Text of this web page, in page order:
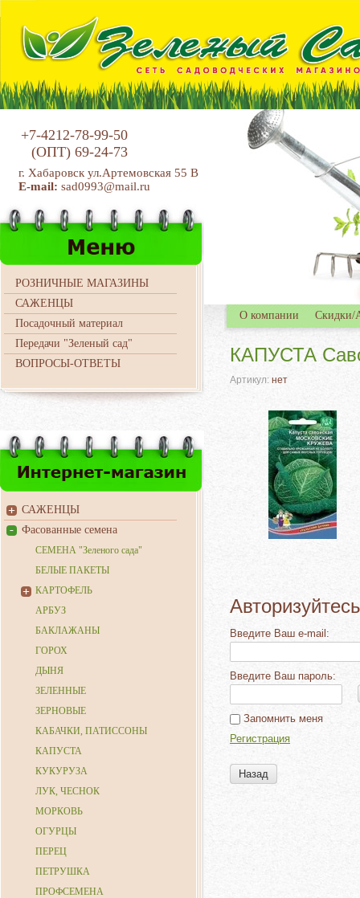
+7-4212-78-99-50
(ОПТ) 69-24-73
г. Хабаровск ул.Артемовская 55 В
E-mail: sad0993@mail.ru
О компании Скидки/
РОЗНИЧНЫЕ МАГАЗИНЫ
САЖЕНЦЫ
Посадочный материал
Передачи "Зеленый сад"
ВОПРОСЫ-ОТВЕТЫ
САЖЕНЦЫ
Фасованные семена
СЕМЕНА "Зеленого сада"
БЕЛЫЕ ПАКЕТЫ
КАРТОФЕЛЬ
АРБУЗ
БАКЛАЖАНЫ
ГОРОХ
ДЫНЯ
ЗЕЛЕННЫЕ
ЗЕРНОВЫЕ
КАБАЧКИ, ПАТИССОНЫ
КАПУСТА
КУКУРУЗА
ЛУК, ЧЕСНОК
МОРКОВЬ
ОГУРЦЫ
ПЕРЕЦ
ПЕТРУШКА
ПРОФСЕМЕНА
КАПУСТА
Артикул: нет
Введите Ваш e-mail:
Введите Ваш пароль:
Запомнить меня
Регистрация
Назад